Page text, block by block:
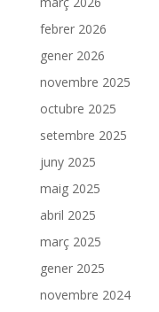
febrer 2026
gener 2026
novembre 2025
octubre 2025
setembre 2025
juny 2025
maig 2025
abril 2025
març 2025
gener 2025
novembre 2024